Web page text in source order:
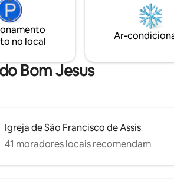
o que
Aguada, Baga e a cidade de
esperam por você! Acesso fácil
restaurantes, lojas, aluguel de
no local
Ar-
Bom Jesus
Igreja de São Francisco de Assis
41 moradores locais recomendam